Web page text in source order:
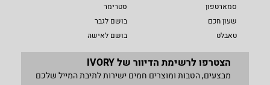
סמארטפון
שעון חכם
טאבלט
סטרימר
בושם לגבר
בושם לאישה
הצטרפו לרשימת הדיוור של IVORY
מבצעים, הטבות ומוצרים חמים ישירות לתיבת המייל שלכם